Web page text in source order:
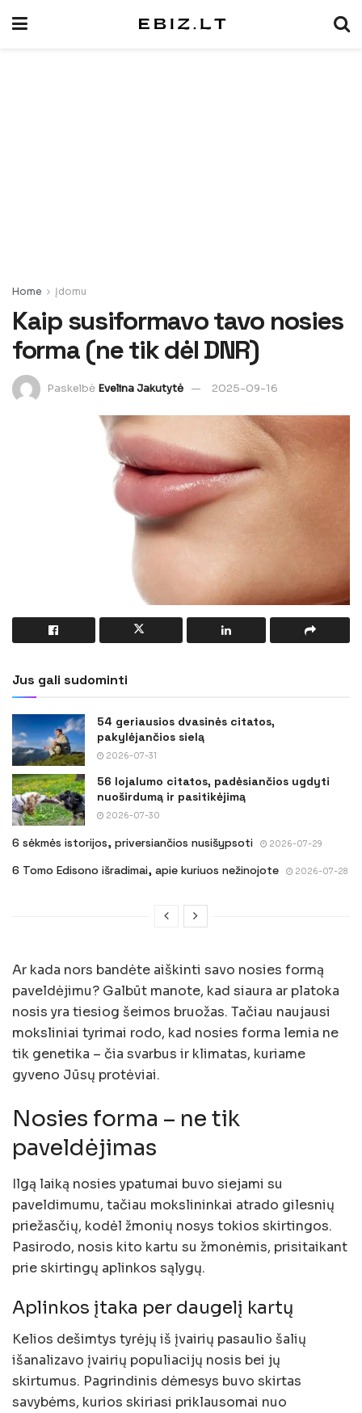
Home Įdomu
Kaip susiformavo tavo nosies
forma (ne tik dėl DNR)
Paskelbė Evelina Jakutytė 2025-09-16
Jus gali sudominti
54 geriausios dvasinės citatos,
pakylėjančios sielą
2026-07-31
56 lojalumo citatos, padėsiančios ugdyti
nuoširdumą ir pasitikėjimą
2026-07-30
6 sėkmės istorijos, priversiančios nusišypsoti 2026-07-29
6 Tomo Edisono išradimai, apie kuriuos nežinojote 2026-07-28
Ar kada nors bandėte aiškinti savo nosies formą
paveldėjimu? Galbūt manote, kad siaura ar platoka
nosis yra tiesiog šeimos bruožas. Tačiau naujausi
moksliniai tyrimai rodo, kad nosies forma lemia ne
tik genetika – čia svarbus ir klimatas, kuriame
gyveno Jūsų protėviai.
Nosies forma – ne tik
paveldėjimas
Ilgą laiką nosies ypatumai buvo siejami su
paveldimumu, tačiau mokslininkai atrado gilesnių
priežasčių, kodėl žmonių nosys tokios skirtingos.
Pasirodo, nosis kito kartu su žmonėmis, prisitaikant
prie skirtingų aplinkos sąlygų.
Aplinkos įtaka per daugelį kartų
Kelios dešimtys tyrėjų iš įvairių pasaulio šalių
išanalizavo įvairių populiacijų nosis bei jų
skirtumus. Pagrindinis dėmesys buvo skirtas
savybėms, kurios skiriasi priklausomai nuo